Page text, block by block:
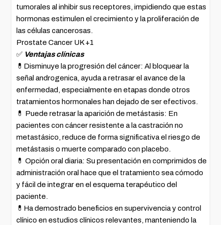
tumorales al inhibir sus receptores, impidiendo que estas
hormonas estimulen el crecimiento y la proliferación de
las células cancerosas.
Prostate Cancer UK +1
✅ Ventajas clínicas
💊Disminuye la progresión del cáncer: Al bloquear la
señal androgenica, ayuda a retrasar el avance de la
enfermedad, especialmente en etapas donde otros
tratamientos hormonales han dejado de ser efectivos.
💊 Puede retrasar la aparición de metástasis: En
pacientes con cáncer resistente a la castración no
metastásico, reduce de forma significativa el riesgo de
metástasis o muerte comparado con placebo.
💊 Opción oral diaria: Su presentación en comprimidos de
administración oral hace que el tratamiento sea cómodo
y fácil de integrar en el esquema terapéutico del
paciente.
💊Ha demostrado beneficios en supervivencia y control
clínico en estudios clínicos relevantes, manteniendo la